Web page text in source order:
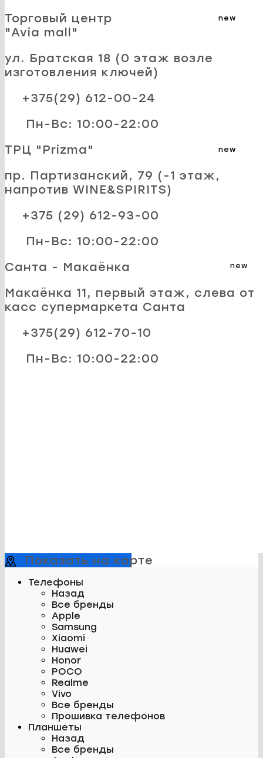
new
Торговый центр
"Avia mall"
ул. Братская 18 (0 этаж возле
изготовления ключей)
+375(29) 612-00-24
Пн-Вс: 10:00-22:00
new
ТРЦ "Prizma"
пр. Партизанский, 79 (-1 этаж,
напротив WINE&SPIRITS)
+375 (29) 612-93-00
Пн-Вс: 10:00-22:00
new
Санта - Макаёнка
Макаёнка 11, первый этаж, слева от
касс супермаркета Санта
+375(29) 612-70-10
Пн-Вс: 10:00-22:00
Показать на карте
Телефоны
Назад
Все бренды
Apple
Samsung
Xiaomi
Huawei
Honor
POCO
Realme
Vivo
Все бренды
Прошивка телефонов
Планшеты
Назад
Все бренды